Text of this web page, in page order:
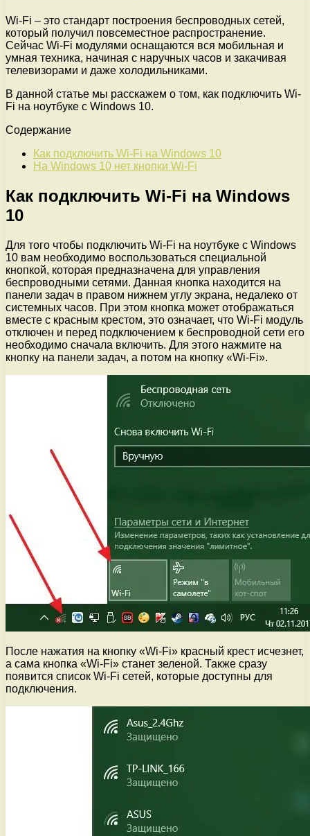
Wi-Fi – это стандарт построения беспроводных сетей,
который получил повсеместное распространение.
Сейчас Wi-Fi модулями оснащаются вся мобильная и
умная техника, начиная с наручных часов и закачивая
телевизорами и даже холодильниками.
В данной статье мы расскажем о том, как подключить Wi-
Fi на ноутбуке с Windows 10.
Содержание
Как подключить Wi-Fi на Windows 10
На Windows 10 нет кнопки Wi-Fi
Как подключить Wi-Fi на Windows
10
Для того чтобы подключить Wi-Fi на ноутбуке с Windows
10 вам необходимо воспользоваться специальной
кнопкой, которая предназначена для управления
беспроводными сетями. Данная кнопка находится на
панели задач в правом нижнем углу экрана, недалеко от
системных часов. При этом кнопка может отображаться
вместе с красным крестом, это означает, что Wi-Fi модуль
отключен и перед подключением к беспроводной сети его
необходимо сначала включить. Для этого нажмите на
кнопку на панели задач, а потом на кнопку «Wi-Fi».
После нажатия на кнопку «Wi-Fi» красный крест исчезнет,
а сама кнопка «Wi-Fi» станет зеленой. Также сразу
появится список Wi-Fi сетей, которые доступны для
подключения.